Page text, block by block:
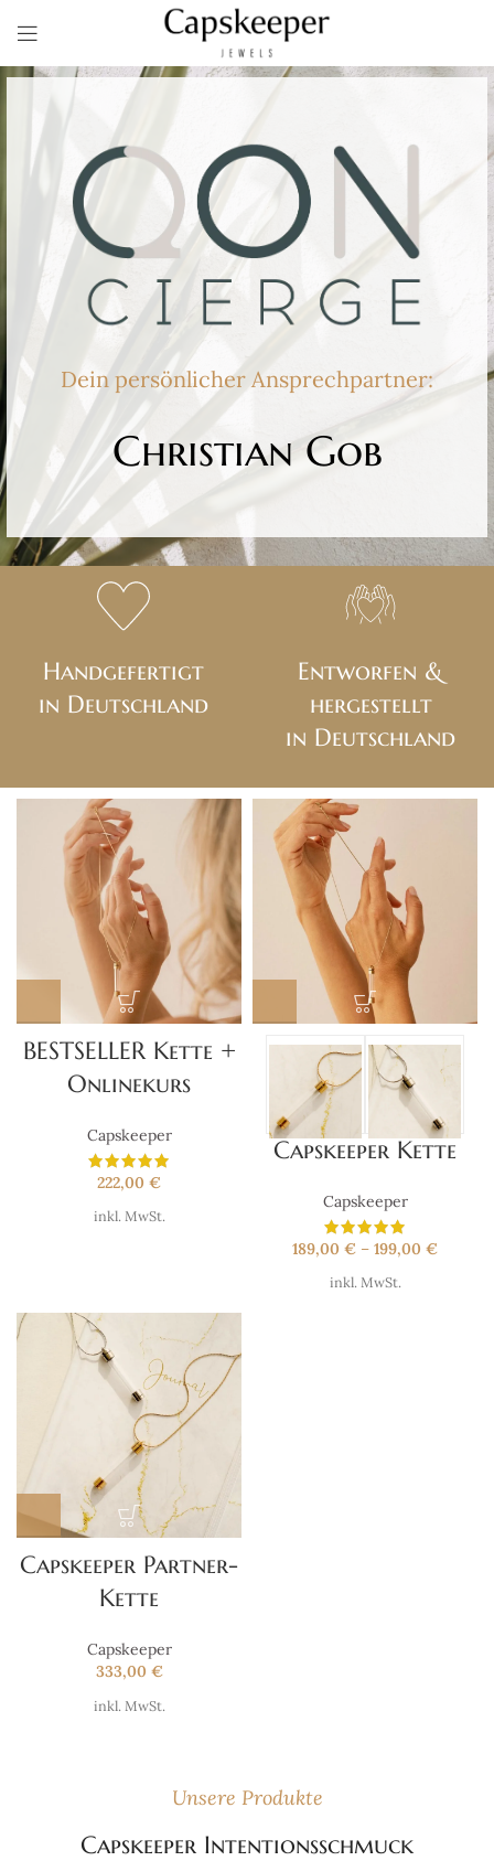
Dein persönlicher Ansprechpartner:
Christian Gob
Handgefertigt
in Deutschland
Entworfen &
hergestellt
in Deutschland
BESTSELLER Kette +
Onlinekurs
Capskeeper
222,00 €
inkl. MwSt.
Capskeeper Kette
Capskeeper
189,00 € – 199,00 €
inkl. MwSt.
Capskeeper Partner-
Kette
Capskeeper
333,00 €
inkl. MwSt.
Unsere Produkte
Capskeeper Intentionsschmuck